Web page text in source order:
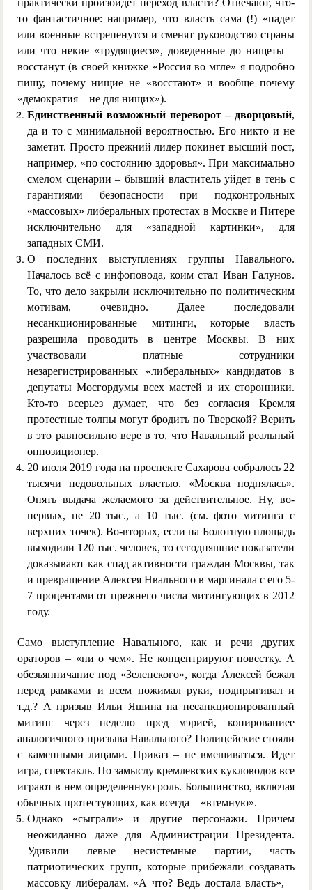
практически произойдет переход власти? Отвечают, что-
то фантастичное: например, что власть сама (!) «падет
или военные встрепенутся и сменят руководство страны
или что некие «трудящиеся», доведенные до нищеты –
восстанут (в своей книжке «Россия во мгле» я подробно
пишу, почему нищие не «восстают» и вообще почему
«демократия – не для нищих»).
Единственный возможный переворот – дворцовый,
да и то с минимальной вероятностью. Его никто и не
заметит. Просто прежний лидер покинет высший пост,
например, «по состоянию здоровья». При максимально
смелом сценарии – бывший властитель уйдет в тень с
гарантиями безопасности при подконтрольных
«массовых» либеральных протестах в Москве и Питере
исключительно для «западной картинки», для
западных СМИ.
О последних выступлениях группы Навального.
Началось всё с инфоповода, коим стал Иван Галунов.
То, что дело закрыли исключительно по политическим
мотивам, очевидно. Далее последовали
несанкционированные митинги, которые власть
разрешила проводить в центре Москвы. В них
участвовали платные сотрудники
незарегистрированных «либеральных» кандидатов в
депутаты Мосгордумы всех мастей и их сторонники.
Кто-то всерьез думает, что без согласия Кремля
протестные толпы могут бродить по Тверской? Верить
в это равносильно вере в то, что Навальный реальный
оппозиционер.
20 июля 2019 года на проспекте Сахарова собралось 22
тысячи недовольных властью. «Москва поднялась».
Опять выдача желаемого за действительное. Ну, во-
первых, не 20 тыс., а 10 тыс. (см. фото митинга с
верхних точек). Во-вторых, если на Болотную площадь
выходили 120 тыс. человек, то сегодняшние показатели
доказывают как спад активности граждан Москвы, так
и превращение Алексея Нвального в маргинала с его 5-
7 процентами от прежнего числа митингующих в 2012
году.
Само выступление Навального, как и речи других
ораторов – «ни о чем». Не концентрируют повестку. А
обезьянничание под «Зеленского», когда Алексей бежал
перед рамками и всем пожимал руки, подпрыгивал и
т.д.? А призыв Ильи Яшина на несанкционированный
митинг через неделю пред мэрией, копированиее
аналогичного призыва Навального? Полицейские стояли
с каменными лицами. Приказ – не вмешиваться. Идет
игра, спектакль. По замыслу кремлевских кукловодов все
играют в нем определенную роль. Большинство, включая
обычных протестующих, как всегда – «втемную».
Однако «сыграли» и другие персонажи. Причем
неожиданно даже для Администрации Президента.
Удивили левые несистемные партии, часть
патриотических групп, которые прибежали создавать
массовку либералам. «А что? Ведь достала власть», –